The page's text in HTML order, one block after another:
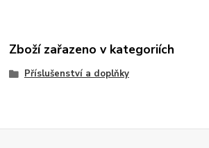
Zboží zařazeno v kategoriích
Příslušenství a doplňky